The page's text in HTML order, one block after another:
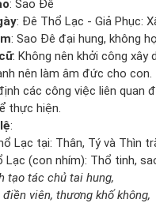
: Sao Đê
: Đê Thổ Lạc - Giả Phục:
: Sao Đê đại hung, không
: Không nên khởi công xây
nên làm âm đức cho con.
các công việc liên quan
thực hiện.
:
Lạc tại: Thân, Tý và Thìn
Lạc (con nhím): Thổ tinh,
tạo tác chủ tai hung,
viên, thương khố không,